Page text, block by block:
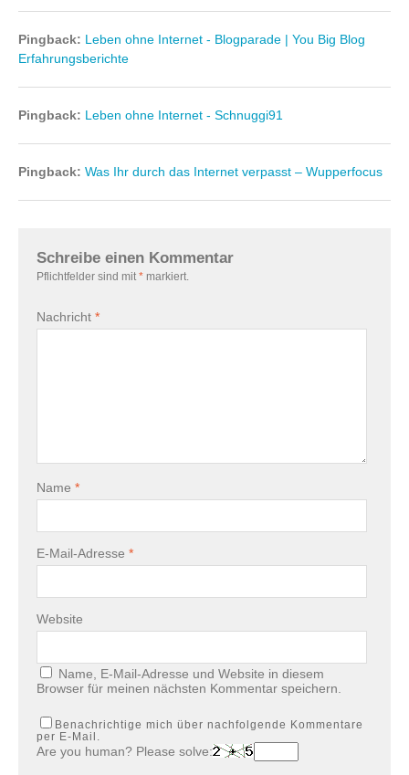
Pingback: Leben ohne Internet - Blogparade | You Big Blog
Erfahrungsberichte
Pingback: Leben ohne Internet - Schnuggi91
Pingback: Was Ihr durch das Internet verpasst – Wupperfocus
Schreibe einen Kommentar
Pflichtfelder sind mit * markiert.
Nachricht *
Name *
E-Mail-Adresse *
Website
Name, E-Mail-Adresse und Website in diesem
Browser für meinen nächsten Kommentar speichern.
Benachrichtige mich über nachfolgende Kommentare
per E-Mail.
Are you human? Please solve: